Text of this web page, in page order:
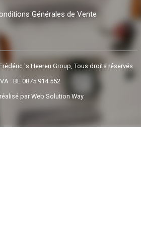
Générales de Vente
's Heeren Group, Tous droits réservés
: BE 0875.914.552
parWeb Solution Way